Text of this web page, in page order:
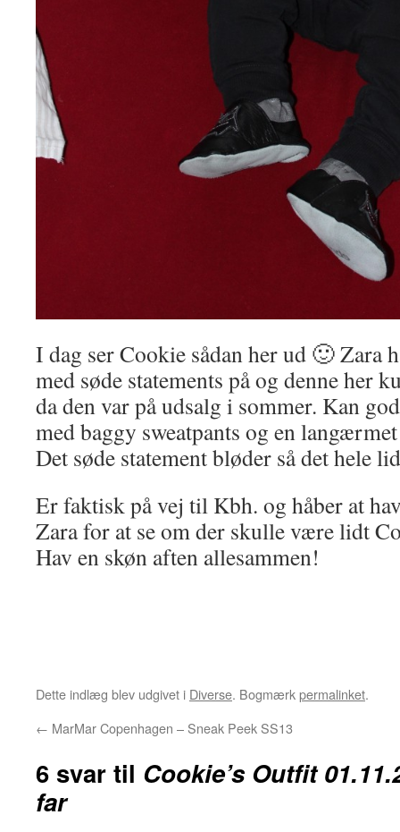
I dag ser Cookie sådan her ud 🙂 Zara
med søde statements på og denne her
da den var på udsalg i sommer. Kan
med baggy sweatpants og en
Det søde statement bløder så det hele
Er faktisk på vej til Kbh. og håber at
Zara for at se om der skulle være lidt
Hav en skøn aften allesammen!
Dette indlæg blev udgivet i Diverse. Bogmærkpermalinket.
← MarMar Copenhagen – Sneak Peek SS13
6 svar til Cookie’s Outfit
far